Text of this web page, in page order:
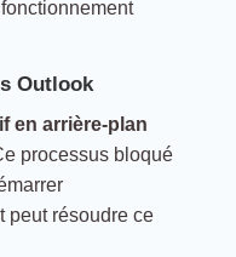
Outlook
en arrière-plan
processus bloqué
peut résoudre ce